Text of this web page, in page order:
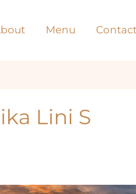
Menu Contact
Lini S